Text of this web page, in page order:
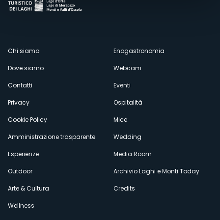
Menù
secondario
Chi siamo
Dove siamo
Contatti
Privacy
Cookie Policy
Amministrazione trasparente
Esperienze
Outdoor
Arte & Cultura
Wellness
Enogastronomia
Webcam
Eventi
Ospitalità
Mice
Wedding
Media Room
Archivio Laghi e Monti Today
Credits